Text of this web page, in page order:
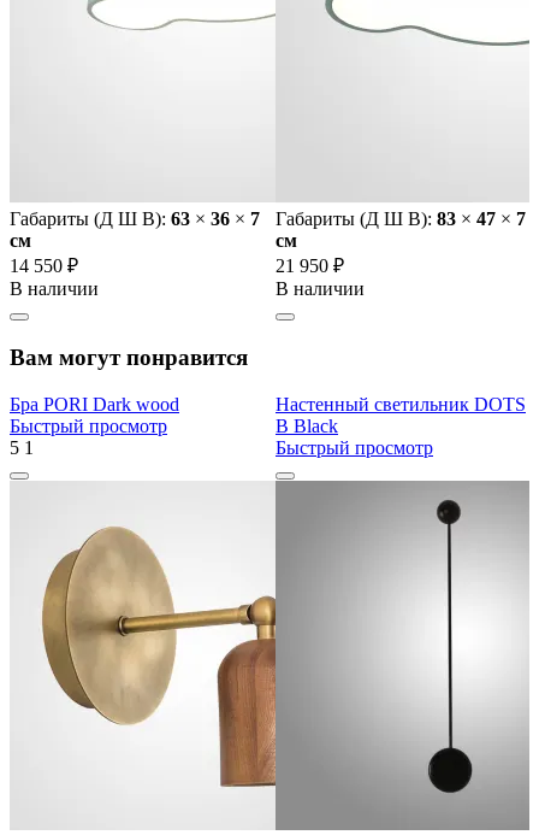
Габариты (Д Ш В): 63 × 36 × 7
cм
14 550 ₽
В наличии
Габариты (Д Ш В): 83 × 47 × 7
cм
21 950 ₽
В наличии
Вам могут понравится
Бра PORI Dark wood
Быстрый просмотр
5 1
Настенный светильник DOTS
B Black
Быстрый просмотр